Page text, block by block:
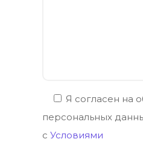
Я согласен на
персональных
с Условиями